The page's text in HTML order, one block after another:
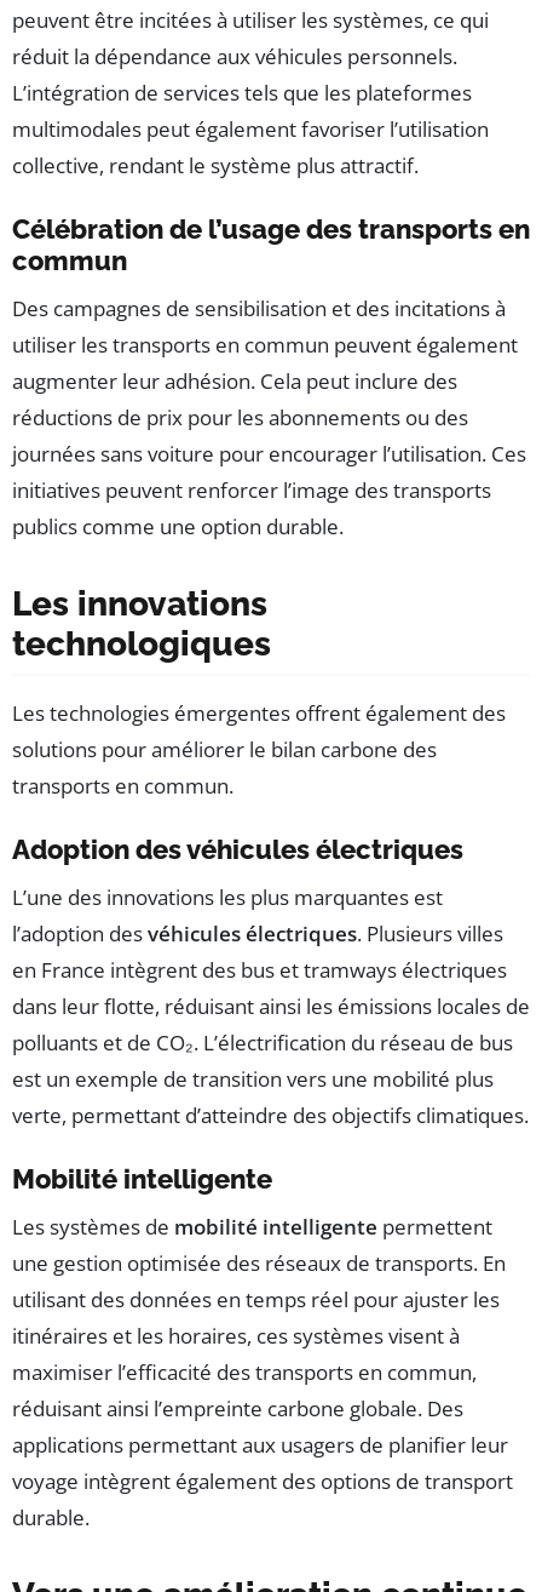
peuvent être incitées à utiliser les systèmes, ce qui
réduit la dépendance aux véhicules personnels.
L’intégration de services tels que les plateformes
multimodales peut également favoriser l’utilisation
collective, rendant le système plus attractif.
Célébration de l’usage des transports en
commun
Des campagnes de sensibilisation et des incitations à
utiliser les transports en commun peuvent également
augmenter leur adhésion. Cela peut inclure des
réductions de prix pour les abonnements ou des
journées sans voiture pour encourager l’utilisation. Ces
initiatives peuvent renforcer l’image des transports
publics comme une option durable.
Les innovations
technologiques
Les technologies émergentes offrent également des
solutions pour améliorer le bilan carbone des
transports en commun.
Adoption des véhicules électriques
L’une des innovations les plus marquantes est
l’adoption desvéhicules électriques. Plusieurs villes
en France intègrent des bus et tramways électriques
dans leur flotte, réduisant ainsi les émissions locales de
polluants et de CO₂. L’électrification du réseau de bus
est un exemple de transition vers une mobilité plus
verte, permettant d’atteindre des objectifs climatiques.
Mobilité intelligente
Les systèmes de mobilité intelligente permettent
une gestion optimisée des réseaux de transports. En
utilisant des données en temps réel pour ajuster les
itinéraires et les horaires, ces systèmes visent à
maximiser l’efficacité des transports en commun,
réduisant ainsi l’empreinte carbone globale. Des
applications permettant aux usagers de planifier leur
voyage intègrent également des options de transport
durable.